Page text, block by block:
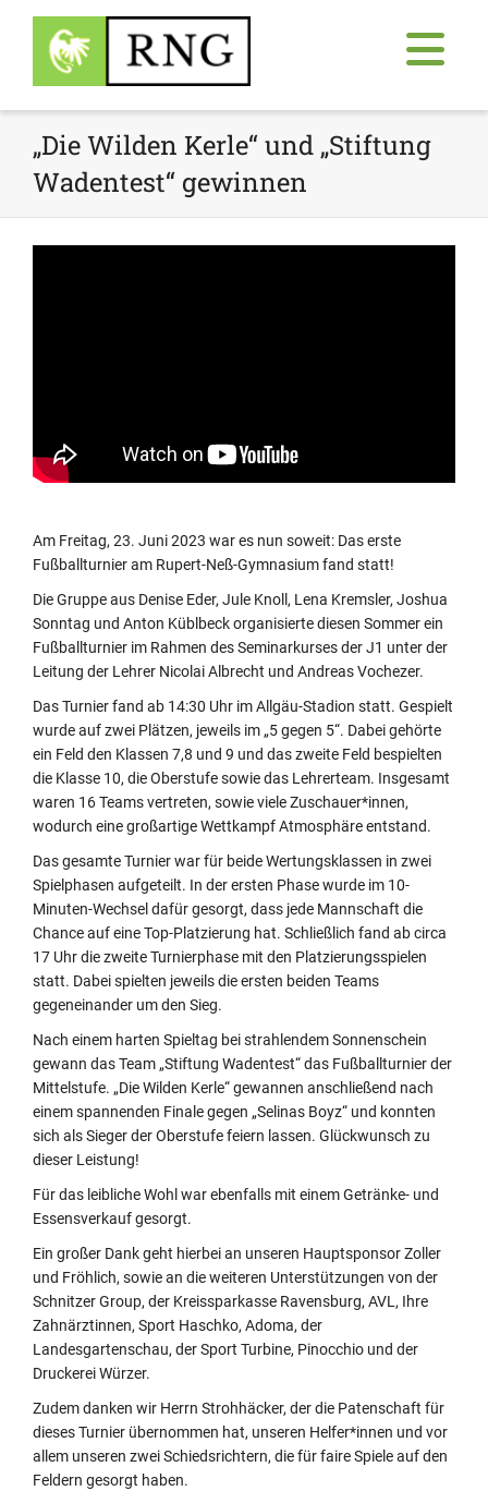
„Die Wilden Kerle“ und „Stiftung
Wadentest“ gewinnen
Am Freitag, 23. Juni 2023 war es nun soweit: Das erste
Fußballturnier am Rupert-Neß-Gymnasium fand statt!
Die Gruppe aus Denise Eder, Jule Knoll, Lena Kremsler, Joshua
Sonntag und Anton Küblbeck organisierte diesen Sommer ein
Fußballturnier im Rahmen des Seminarkurses der J1 unter der
Leitung der Lehrer Nicolai Albrecht und Andreas Vochezer.
Das Turnier fand ab 14:30 Uhr im Allgäu-Stadion statt. Gespielt
wurde auf zwei Plätzen, jeweils im „5 gegen 5“. Dabei gehörte
ein Feld den Klassen 7,8 und 9 und das zweite Feld bespielten
die Klasse 10, die Oberstufe sowie das Lehrerteam. Insgesamt
waren 16 Teams vertreten, sowie viele Zuschauer*innen,
wodurch eine großartige Wettkampf Atmosphäre entstand.
Das gesamte Turnier war für beide Wertungsklassen in zwei
Spielphasen aufgeteilt. In der ersten Phase wurde im 10-
Minuten-Wechsel dafür gesorgt, dass jede Mannschaft die
Chance auf eine Top-Platzierung hat. Schließlich fand ab circa
17 Uhr die zweite Turnierphase mit den Platzierungsspielen
statt. Dabei spielten jeweils die ersten beiden Teams
gegeneinander um den Sieg.
Nach einem harten Spieltag bei strahlendem Sonnenschein
gewann das Team „Stiftung Wadentest“ das Fußballturnier der
Mittelstufe. „Die Wilden Kerle“ gewannen anschließend nach
einem spannenden Finale gegen „Selinas Boyz“ und konnten
sich als Sieger der Oberstufe feiern lassen. Glückwunsch zu
dieser Leistung!
Für das leibliche Wohl war ebenfalls mit einem Getränke- und
Essensverkauf gesorgt.
Ein großer Dank geht hierbei an unseren Hauptsponsor Zoller
und Fröhlich, sowie an die weiteren Unterstützungen von der
Schnitzer Group, der Kreissparkasse Ravensburg, AVL, Ihre
Zahnärztinnen, Sport Haschko, Adoma, der
Landesgartenschau, der Sport Turbine, Pinocchio und der
Druckerei Würzer.
Zudem danken wir Herrn Strohhäcker, der die Patenschaft für
dieses Turnier übernommen hat, unseren Helfer*innen und vor
allem unseren zwei Schiedsrichtern, die für faire Spiele auf den
Feldern gesorgt haben.